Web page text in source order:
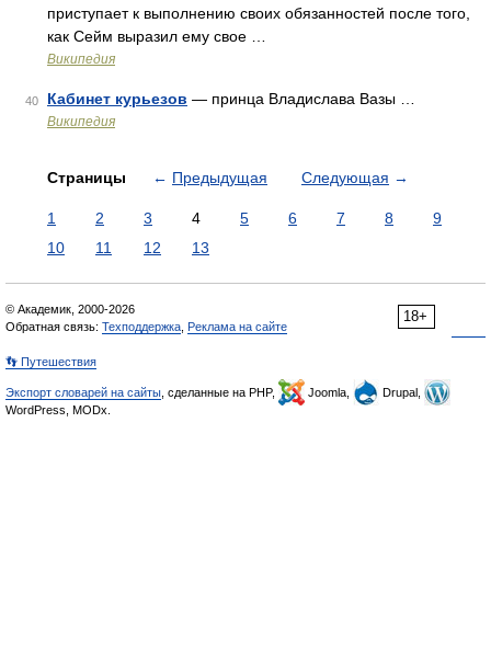
приступает к выполнению своих обязанностей после того,
как Сейм выразил ему свое …
Википедия
40 Кабинет курьезов — принца Владислава Вазы …
Википедия
Страницы ← Предыдущая Следующая →
1 2 3 4 5 6 7 8
9
10
11 12 13
18+
© Академик, 2000-2026
Обратная связь: Техподдержка Реклама на сайте
👣 Путешествия
Экспорт словарей на сайты , сделанные на PHP, Joomla,
Drupal,
WordPress, MODx.